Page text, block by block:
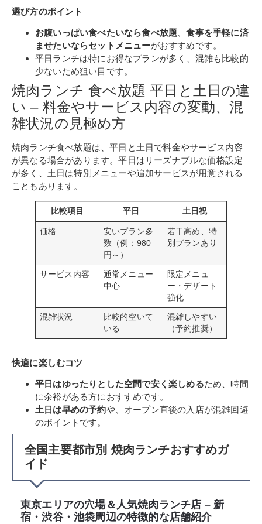
選び方のポイント
お腹いっぱい食べたいなら食べ放題 、食事を手軽に済
ませたいならセットメニューがおすすめです。
平日ランチは特にお得なプランが多く、混雑も比較的
少ないため狙い目です。
焼肉ランチ 食べ放題 平日と土日の違
い – 料金やサービス内容の変動、混
雑状況の見極め方
焼肉ランチ食べ放題は、平日と土日で料金やサービス内容
が異なる場合があります。平日はリーズナブルな価格設定
が多く、土日は特別メニューや追加サービスが用意される
こともあります。
比較項目 平日 土日祝
価格
安いプラン多
数（例：980
円～）
若干高め、特
別プランあり
サービス内容
通常メニュー
中心
限定メニュ
ー・デザート
強化
混雑状況
比較的空いて
いる
混雑しやすい
（予約推奨）
快適に楽しむコツ
平日はゆったりとした空間で安く楽しめるため、時間
に余裕がある方におすすめです。
土日は早めの予約や、オープン直後の入店が混雑回避
のポイントです。
全国主要都市別 焼肉ランチおすすめガ
イド
東京エリアの穴場＆人気焼肉ランチ店 – 新
宿・渋谷・池袋周辺の特徴的な店舗紹介